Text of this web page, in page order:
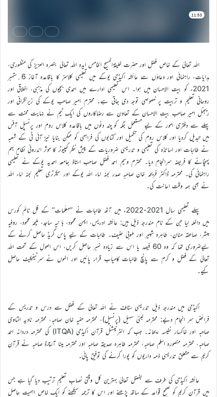
اللہ تعالیٰ کے خاص فضل اور حضرت خلیفۃالمسیح الخامس ایدہ اللہ تعالیٰ بنصرہ العزیز کی منظوری،
ہدایات، راہنمائی اور دعاؤں سے عائشہ اکیڈمی یوکے میں تعلیمی کلاسز کا باقاعدہ آغاز 6؍ستمبر
2021ء کو بیت الاحسان میں ہوا۔ اس تعلیمی ادارے میں احمدی بچیوں کی مذہبی، اخلاقی اور
روحانی تعلیم و تربیت پر خصوصی توجہ دی جاتی ہے۔ محترم امیر صاحب یوکے کی زیرنگرانی اور
ریجنل امیر صاحب بیت الاحسان کے تعاون سے رضاکاروں کی ایک ٹیم نے نہایت محنت سے
پہلے سے دفتری امور کے لیے مستعمل جگہ کو چند دنوں میں باقاعدہ کلاس روم اور پرنسپل آفس
میں تبدیل کردیا اور کلاس روم کی تکمیل اور کتابوں کی فراہمی کو ممکن بنایا نیز آئی ٹی کے شعبہ
نے طالبات اور اساتذہ کی تعلیمی و تدریسی ضروریات کے پیشِ نظر کمپیوٹر کا موثر اندرونی نظام بہم
پہنچانے کا فریضہ سرانجام دیا۔ محترم وسیم احمد فضل صاحب استاذ جامعہ احمدیہ یوکے نے تعلیمی
راہنمائی کی۔ محترمہ ڈاکٹر فریحہ خان صاحبہ صدر لجنہ اماء اللہ یوکے اور سیکرٹری تعلیم لجنہ اماء اللہ
نے بھی ہمہ وقت اعانت کی۔
پہلے تعلیمی سال 2021-2022ء میں آٹھ طالبات نے ’’معلّمات‘‘ کے فل ٹائم کورس
میں داخلہ لیا جن کے نام مندرجہ ذیل ہیں: عائشہ ادریس، ایمن محمود، ہا نیہ ساجد، ملیحہ محمود، روفیہ
مبشر، صاعقہ منان، طاہرہ شبیر اور طوبیٰ حنیف۔ طالبات کے لیے پاس گریڈ حاصل کرنے کے
لیےضروری تھا کہ وہ 60 فیصد یا اس سے زیادہ نمبر حاصل کریں، اس اصول کے تحت اللہ
تعالیٰ کے فضل و کرم سے پانچ طالبات کامیاب قرار پائیں اور انہوں نے سرٹیفیکیٹ حاصل
کیے۔
اکیڈمی میں مندرجہ ذیل تدریسی سٹاف نے اللہ تعالیٰ کے فضل سے درس و تدریس کے
فرائض سر انجام دیے: محترمہ لبنیٰ سہیل (پرنسپل)، محترمہ حفیہ خان صاحبہ، محترمہ نادیہ التاوی
صاحبہ اور خاکسار نفیسہ ریحانہ۔ جب کہ انٹرنیشنل قرآن اکیڈمی (ITQA) کی محترمہ دردانہ احمد
صاحبہ، محترمہ منصورہ اسلم صاحبہ، محترمہ طاہرہ صدیقہ صاحبہ اور محترمہ مینا آرچرڈ صاحبہ نے قرآن
کریم سے متعلق تدریسی ذمہ داریوں کو پورا کرنے کی توفیق پائی۔
عائشہ اکیڈمی کی طرف سے بفضل تعالیٰ بہترین کل وقتی نصابِ تعلیم ترتیب دیا گیا ہے جس
میں قرآن کریم کو صحیح قواعد کے ساتھ پڑھنے اور اس کا ترجمہ سیکھنے کو ایک خاص اہمیت حاصل